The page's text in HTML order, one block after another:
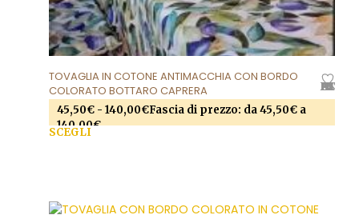
AGGIUNGI ALLA LISTA DEI DESIDERI
TOVAGLIA IN COTONE ANTIMACCHIA CON BORDO
COLORATO BOTTARO CAPRERA
45,50€ - 140,00€Fascia di prezzo: da 45,50€ a
140,00€
SCEGLI